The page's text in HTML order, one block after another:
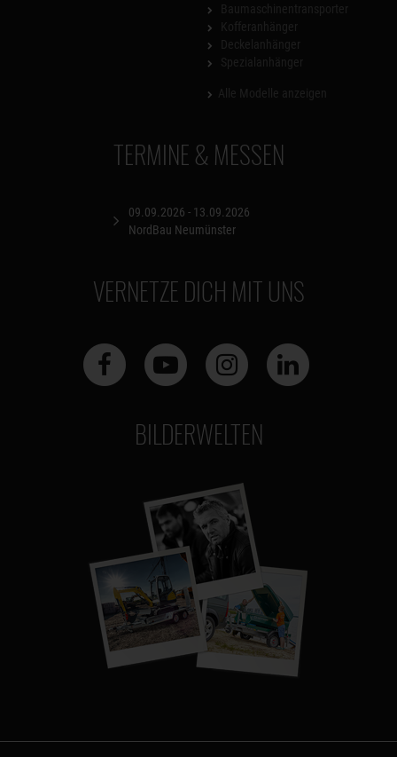
TERMINE & MESSEN
09.09.2026 - 13.09.2026
NordBau Neumünster
VERNETZE DICH MIT UNS
BILDERWELTEN